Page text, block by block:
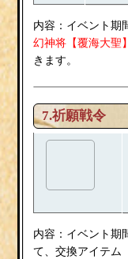
内容： イベント期
幻神将【覆海大聖 】
きます。
7.祈願戦令
内容： イベント期
て、交換アイテム